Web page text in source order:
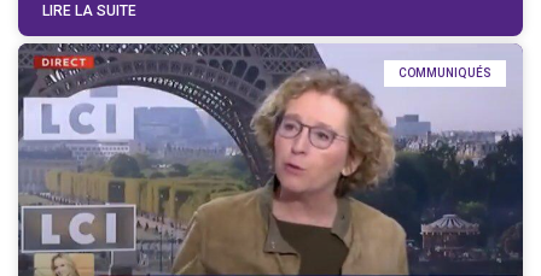
LIRE LA SUITE
COMMUNIQUÉS